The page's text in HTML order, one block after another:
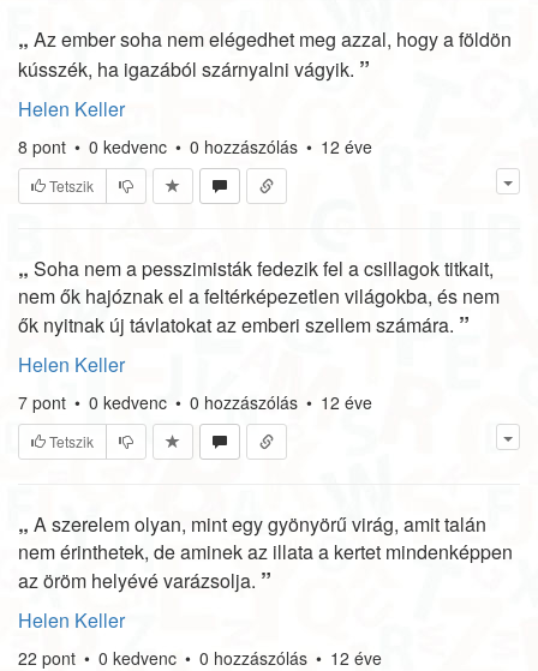
„ Az ember soha nem elégedhet meg azzal, hogy a földön
kússzék, ha igazából szárnyalni vágyik. ”
Helen Keller
8 pont • 0 kedvenc • 0 hozzászólás • 12 éve
Tetszik
„ Soha nem a pesszimisták fedezik fel a csillagok titkait,
nem ők hajóznak el a feltérképezetlen világokba, és nem
ők nyitnak új távlatokat az emberi szellem számára. ”
Helen Keller
7 pont • 0 kedvenc • 0 hozzászólás • 12 éve
Tetszik
„ A szerelem olyan, mint egy gyönyörű virág, amit talán
nem érinthetek, de aminek az illata a kertet mindenképpen
az öröm helyévé varázsolja. ”
Helen Keller
22 pont • 0 kedvenc • 0 hozzászólás • 12 éve